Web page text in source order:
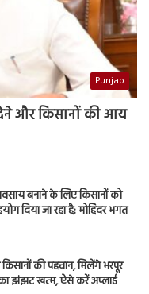
Punjab
और किसानों की आय
बनाने के लिए किसानों को
दिया जा रहा है: मोहिंदर भगत
की पहचान, मिलेंगे भरपूर
का झंझट खत्म, ऐसे करें अप्लाई